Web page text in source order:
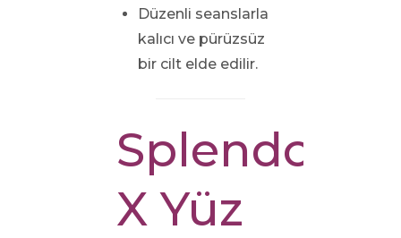
Düzenli seanslarla
kalıcı ve pürüzsüz
bir cilt elde edilir.
Splendor
X Yüz